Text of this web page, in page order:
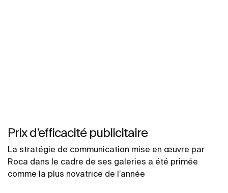
Prix d’efficacité publicitaire
La stratégie de communication mise en œuvre par
Roca dans le cadre de ses galeries a été primée
comme la plus novatrice de l’année